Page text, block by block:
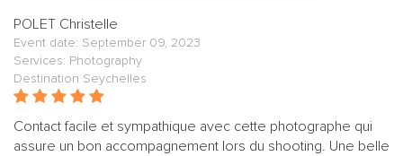
POLET Christelle
Event date: September 09, 2023
Services: Photography
Destination Seychelles
Contact facile et sympathique avec cette photographe qui
assure un bon accompagnement lors du shooting. Une belle